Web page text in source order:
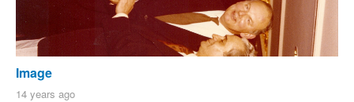
Image
14 years ago